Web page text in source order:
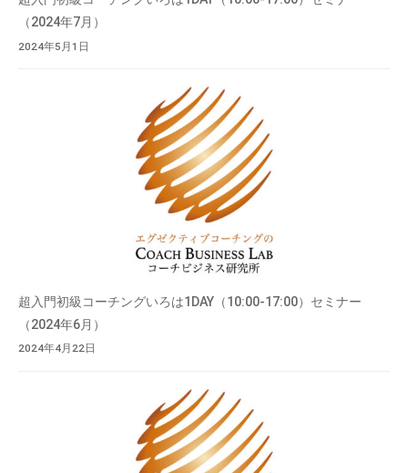
（2024年7月）
2024年5月1日
超入門初級コーチングいろは1DAY（10:00-17:00）セミナー
（2024年6月）
2024年4月22日